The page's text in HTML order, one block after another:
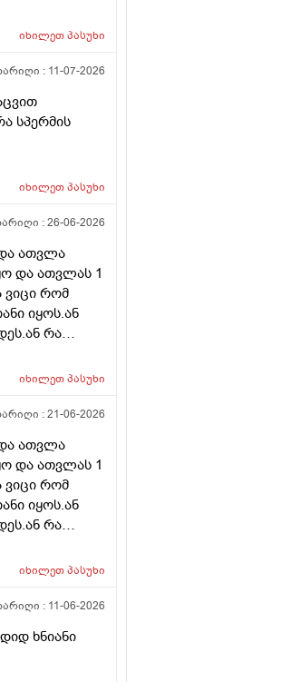
იხილეთპასუხი
: 11-07-2026
სპერმის
იხილეთპასუხი
:26-06-2026
და ათვლა
და ათვლას 1
ვიცი რომ
იყოს.ან
რა
პასუხიც
ტიესეიჩი და
იხილეთპასუხი
:21-06-2026
და ათვლა
და ათვლას 1
ვიცი რომ
იყოს.ან
რა
იხილეთპასუხი
: 11-06-2026
ხნიანი